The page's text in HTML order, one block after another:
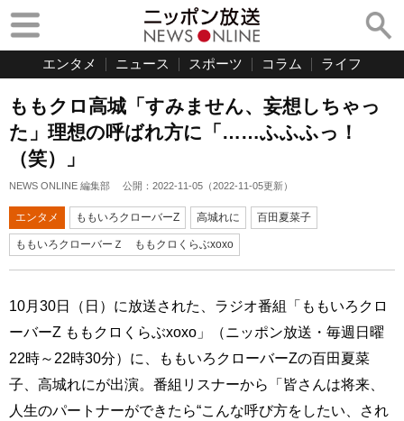
エンタメ ニュース スポーツ コラム ライフ
ももクロ高城「すみません、妄想しちゃっ
た」理想の呼ばれ方に「……ふふふっ！
（笑）」
NEWS ONLINE 編集部 公開： 2022-11-05 （2022-11-05更新）
エンタメ ももいろクローバーZ 高城れに 百田夏菜子
ももいろクローバーＺ ももクロくらぶxoxo
10月30日（日）に放送された、ラジオ番組「ももいろクロ
ーバーZ ももクロくらぶxoxo」（ニッポン放送・毎週日曜
22時～22時30分）に、ももいろクローバーZの百田夏菜
子、高城れにが出演。番組リスナーから「皆さんは将来、
人生のパートナーができたら“こんな呼び方をしたい、され